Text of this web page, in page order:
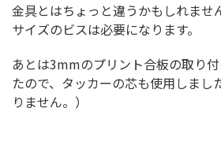
金具とはちょっと違うかもしれませ
サイズのビスは必要になります。
あとは3mmのプリント合板の取り
たので、タッカーの芯も使用しまし
りません。）